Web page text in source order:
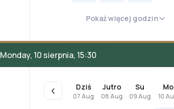
-
Pokaż więcej godzin
Monday, 10 sierpnia, 15:30
Dziś
07 Aug
Jutro
08 Aug
Su
09 Aug
Mo
10